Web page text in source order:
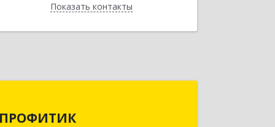
Показать контакты
Назад
ПРОФИТИК